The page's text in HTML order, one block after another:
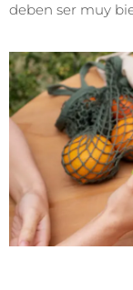
deben ser muy